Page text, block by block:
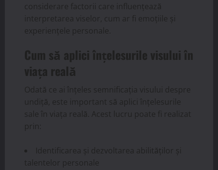
considerare factorii care influențează
interpretarea viselor, cum ar fi emoțiile și
experiențele personale.
Cum să aplici înțelesurile visului în
viața reală
Odată ce ai înțeles semnificația visului despre
undiță, este important să aplici înțelesurile
sale în viața reală. Acest lucru poate fi realizat
prin:
Identificarea și dezvoltarea abilităților și
talentelor personale